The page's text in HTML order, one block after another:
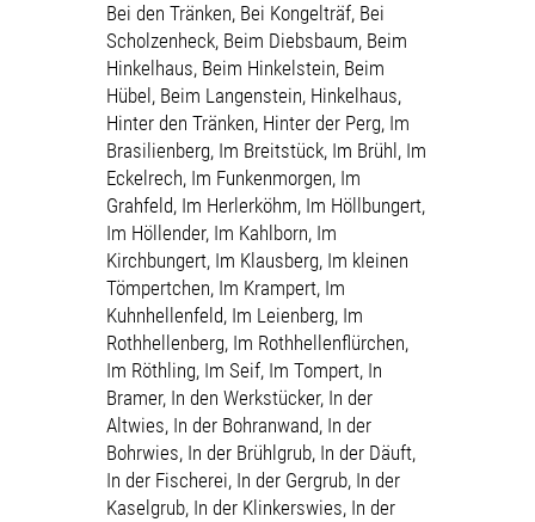
Bei den Tränken, Bei Kongelträf, Bei
Scholzenheck, Beim Diebsbaum, Beim
Hinkelhaus, Beim Hinkelstein, Beim
Hübel, Beim Langenstein, Hinkelhaus,
Hinter den Tränken, Hinter der Perg, Im
Brasilienberg, Im Breitstück, Im Brühl, Im
Eckelrech, Im Funkenmorgen, Im
Grahfeld, Im Herlerköhm, Im Höllbungert,
Im Höllender, Im Kahlborn, Im
Kirchbungert, Im Klausberg, Im kleinen
Tömpertchen, Im Krampert, Im
Kuhnhellenfeld, Im Leienberg, Im
Rothhellenberg, Im Rothhellenflürchen,
Im Röthling, Im Seif, Im Tompert, In
Bramer, In den Werkstücker, In der
Altwies, In der Bohranwand, In der
Bohrwies, In der Brühlgrub, In der Däuft,
In der Fischerei, In der Gergrub, In der
Kaselgrub, In der Klinkerswies, In der